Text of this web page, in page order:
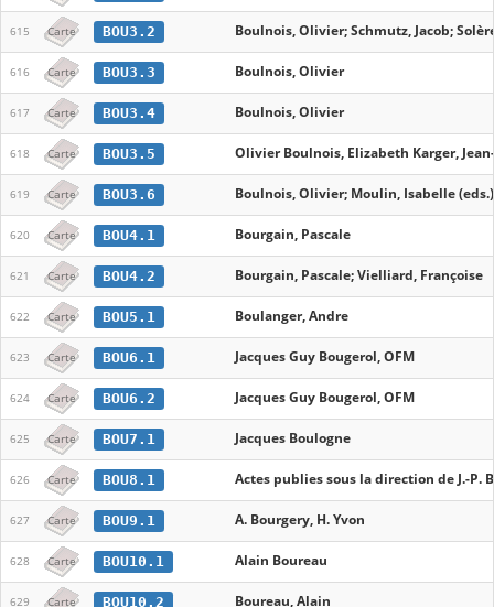
615 Carte BOU3.2 Boulnois, Olivier; Schmutz, Jacob;
616 Carte BOU3.3 Boulnois, Olivier
617 Carte BOU3.4 Boulnois, Olivier
618 Carte BOU3.5 Olivier Boulnois, Elizabeth Karger,
619 Carte BOU3.6 Boulnois, Olivier; Moulin, Isabelle (eds.)
620 Carte BOU4.1 Bourgain, Pascale
621 Carte BOU4.2 Bourgain, Pascale; Vielliard, Françoise
622 Carte BOU5.1 Boulanger, Andre
623 Carte BOU6.1 Jacques Guy Bougerol, OFM
624 Carte BOU6.2 Jacques Guy Bougerol, OFM
625 Carte BOU7.1 Jacques Boulogne
626 Carte BOU8.1 Actes publies sous la direction de J.-P.
627 Carte BOU9.1 A. Bourgery, H. Yvon
628 Carte BOU10.1 Alain Boureau
629 Carte BOU10.2 Boureau, Alain